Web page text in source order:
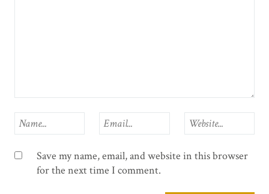
Save my name, email, and website in this browser
for the next time I comment.